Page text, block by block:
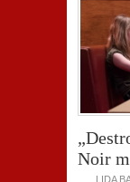
Noir
LIDA